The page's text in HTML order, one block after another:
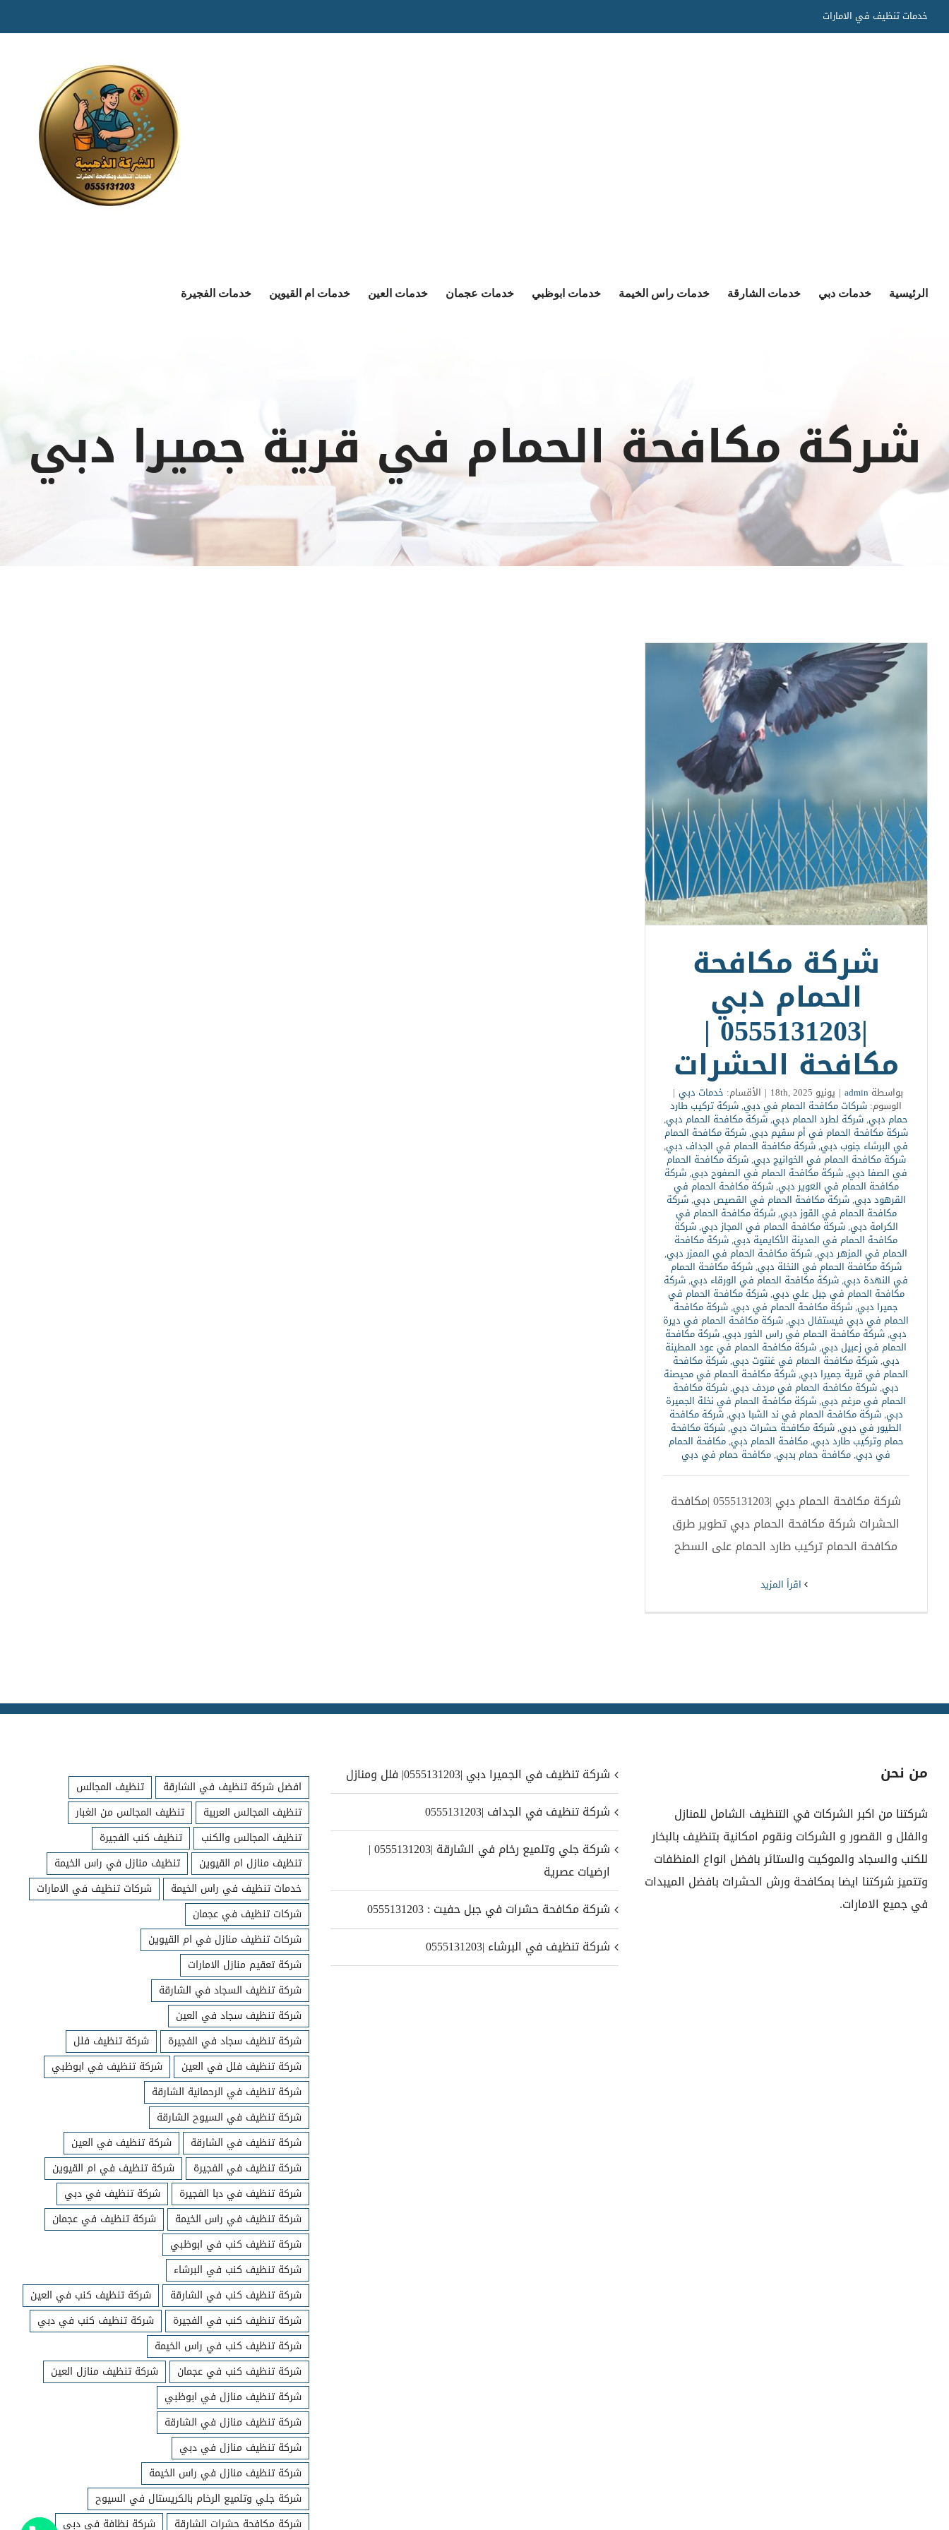
to
خدمات تنظيف في الامارات
الرئيسية خدمات دبي خدمات الشارقة خدمات راس الخيمة خدمات ابوظبي خدمات عجمان خدمات العين خدمات ام القيوين خدمات الفجيرة
شركة مكافحة الحمام في قرية جميرا دبي
شركة مكافحة
الحمام دبي
|0555131203 |
مكافحة الحشرات
بواسطةadmin
| يونيو 18th, 2025 | الأقسام: خدمات دبي |
الوسوم: شركات مكافحة الحمام في دبي,شركة تركيب طارد
حمام دبي,شركة لطرد الحمام دبي,شركة مكافحة الحمام دبي,
شركة مكافحة الحمام في أم سقيم دبي,شركة مكافحة الحمام
في البرشاء جنوب دبي,شركة مكافحة الحمام في الجداف دبي,
شركة مكافحة الحمام في الخوانيج دبي,شركة مكافحة الحمام
في الصفا دبي,شركة مكافحة الحمام في الصفوح دبي,شركة
مكافحة الحمام في العوير دبي,شركة مكافحة الحمام في
القرهود دبي,شركة مكافحة الحمام في القصيص دبي,شركة
مكافحة الحمام في القوز دبي,شركة مكافحة الحمام في
الكرامة دبي,شركة مكافحة الحمام في المجاز دبي,شركة
مكافحة الحمام في المدينة الأكايمية دبي,شركة مكافحة
الحمام في المزهر دبي,شركة مكافحة الحمام في الممزر دبي,
شركة مكافحة الحمام في النخلة دبي,شركة مكافحة الحمام
في النهدة دبي,شركة مكافحة الحمام في الورقاء دبي,شركة
مكافحة الحمام في جبل علي دبي,شركة مكافحة الحمام في
جميرا دبي,شركة مكافحة الحمام في دبي,شركة مكافحة
الحمام في دبي فيستفال دبي,شركة مكافحة الحمام في ديرة
دبي,شركة مكافحة الحمام في راس الخور دبي,شركة مكافحة
الحمام في زعبيل دبي,شركة مكافحة الحمام في عود المطينة
دبي,شركة مكافحة الحمام في غنتوت دبي,شركة مكافحة
الحمام في قرية جميرا دبي,شركة مكافحة الحمام في محيصنة
دبي,شركة مكافحة الحمام في مردف دبي,شركة مكافحة
الحمام في مرغم دبي,شركة مكافحة الحمام في نخلة الجميرة
دبي,شركة مكافحة الحمام في ند الشبا دبي,شركة مكافحة
الطيور في دبي,شركة مكافحة حشرات دبي,شركة مكافحة
حمام وتركيب طارد دبي,مكافحة الحمام دبي,مكافحة الحمام
في دبي,مكافحة حمام بدبي,مكافحة حمام في دبي
شركة مكافحة الحمام دبي |0555131203 |مكافحة
الحشرات شركة مكافحة الحمام دبي تطوير طرق
مكافحة الحمام تركيب طارد الحمام على السطح
‫اقرأ المزيد
من نحن
شركتنا من اكبر الشركات في التنظيف الشامل للمنازل
والفلل و القصور و الشركات ونقوم امكانية بتنظيف بالبخار
للكنب والسجاد والموكيت والستائر بافضل انواع المنظفات
وتتميز شركتنا ايضا بمكافحة ورش الحشرات بافضل الميبدات
في جميع الامارات.
شركة تنظيف في الجميرا دبي |0555131203| فلل ومنازل
شركة تنظيف في الجداف |0555131203
شركة جلي وتلميع رخام في الشارقة |0555131203 |
ارضيات عصرية
شركة مكافحة حشرات في جبل حفيت : 0555131203
شركة تنظيف في البرشاء |0555131203
افضل شركة تنظيف في الشارقة
تنظيف المجالس
تنظيف المجالس العربية
تنظيف المجالس من الغبار
تنظيف المجالس والكنب
تنظيف كنب الفجيرة
تنظيف منازل ام القيوين
تنظيف منازل في راس الخيمة
خدمات تنظيف في راس الخيمة
شركات تنظيف في الامارات
شركات تنظيف في عجمان
شركات تنظيف منازل في ام القيوين
شركة تعقيم منازل الامارات
شركة تنظيف السجاد في الشارقة
شركة تنظيف سجاد في العين
شركة تنظيف سجاد في الفجيرة
شركة تنظيف فلل
شركة تنظيف فلل في العين
شركة تنظيف في ابوظبي
شركة تنظيف في الرحمانية الشارقة
شركة تنظيف في السيوح الشارقة
شركة تنظيف في الشارقة
شركة تنظيف في العين
شركة تنظيف في الفجيرة
شركة تنظيف في ام القيوين
شركة تنظيف في دبا الفجيرة
شركة تنظيف في دبي
شركة تنظيف في راس الخيمة
شركة تنظيف في عجمان
شركة تنظيف كنب في ابوظبي
شركة تنظيف كنب في البرشاء
شركة تنظيف كنب في الشارقة
شركة تنظيف كنب في العين
شركة تنظيف كنب في الفجيرة
شركة تنظيف كنب في دبي
شركة تنظيف كنب في راس الخيمة
شركة تنظيف كنب في عجمان
شركة تنظيف منازل العين
شركة تنظيف منازل في ابوظبي
شركة تنظيف منازل في الشارقة
شركة تنظيف منازل في دبي
شركة تنظيف منازل في راس الخيمة
شركة جلي وتلميع الرخام بالكريستال في السيوح
شركة مكافحة حشرات الشارقة
شركة نظافة في دبي